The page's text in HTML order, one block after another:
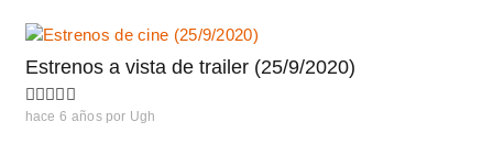
Estrenos a vista de trailer (25/9/2020)
hace 6 años por Ugh